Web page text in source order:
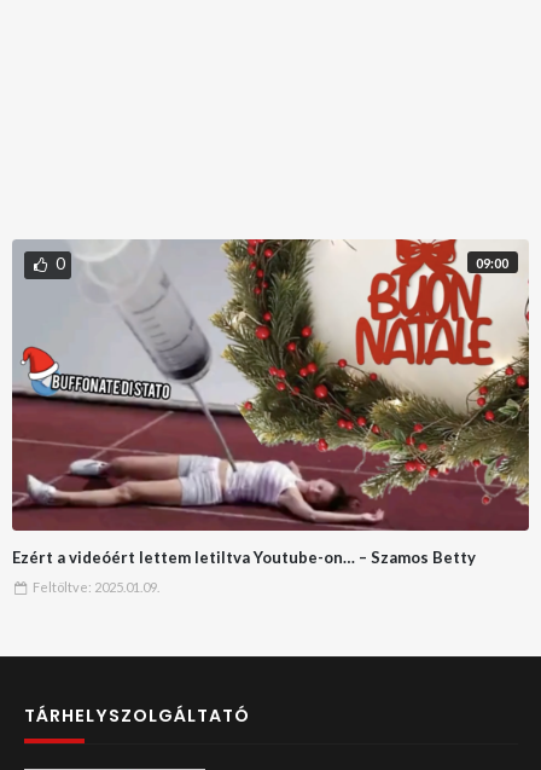
09:00
0
Ezért a videóért lettem letiltva Youtube-on… – Szamos Betty
Feltöltve: 2025.01.09.
TÁRHELYSZOLGÁLTATÓ